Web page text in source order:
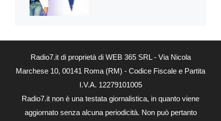
Radio7.it di proprietà di WEB 365 SRL - Via Nicola
Marchese 10, 00141 Roma (RM) - Codice Fiscale e Partita
I.V.A. 12279101005
Radio7.it non è una testata giornalistica, in quanto viene
aggiornato senza alcuna periodicità. Non può pertanto